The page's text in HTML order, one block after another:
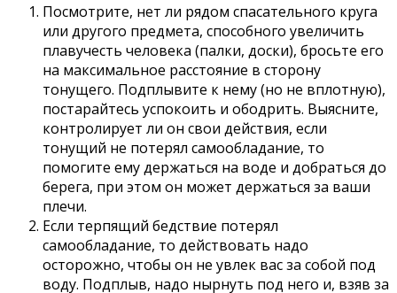
Посмотрите, нет ли рядом спасательного круга
или другого предмета, способного увеличить
плавучесть человека (палки, доски), бросьте его
на максимальное расстояние в сторону
тонущего. Подплывите к нему (но не вплотную),
постарайтесь успокоить и ободрить. Выясните,
контролирует ли он свои действия, если
тонущий не потерял самообладание, то
помогите ему держаться на воде и добраться до
берега, при этом он может держаться за ваши
плечи.
Если терпящий бедствие потерял
самообладание, то действовать надо
осторожно, чтобы он не увлек вас за собой под
воду. Подплыв, надо нырнуть под него и, взяв за